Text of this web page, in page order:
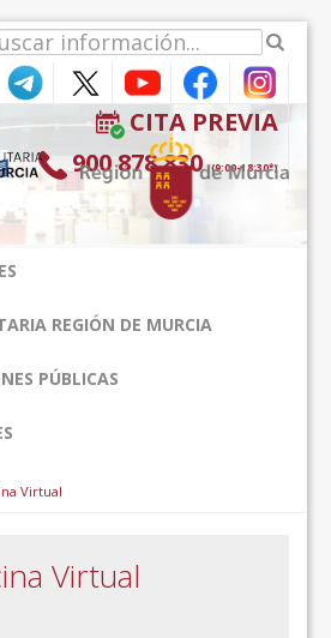
CITA PREVIA
900 878 830 (9:00-18:30*)
REGIÓN DE MURCIA
PÚBLICAS
Virtual
Virtual